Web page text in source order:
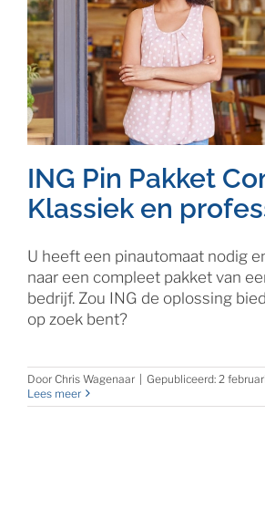
ING Pin Pakket
Klassiek en
U heeft een pinautomaat nodig
naar een compleet pakket van
bedrijf. Zou ING de oplossing
op zoek bent?
Door Chris Wagenaar Gepubliceerd: 2
Lees meer